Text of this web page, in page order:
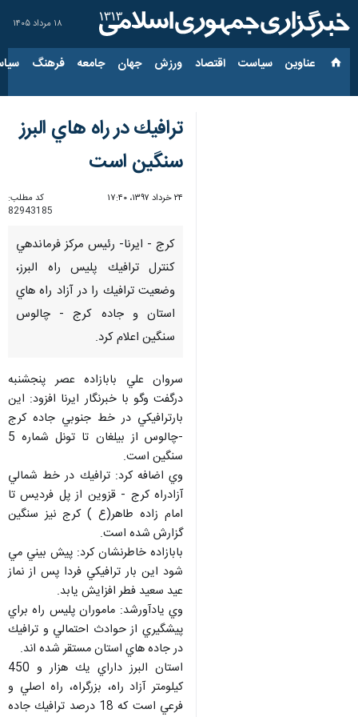
۱۸ مرداد ۱۴۰۵
عناوین‌ سیاست اقتصاد ورزش جهان جامعه فرهنگ
ترافيك در راه هاي البرز
سنگين است
۲۴ خرداد ۱۳۹۷، ۱۷:۴۰
کد مطلب:
82943185
كرج - ايرنا- رئيس مركز فرماندهي
كنترل ترافيك پليس راه البرز،
وضعيت ترافيك را در آزاد راه هاي
استان و جاده كرج - چالوس
سنگين اعلام كرد.
سروان علي بابازاده عصر پنجشنبه
درگفت وگو با خبرنگار ايرنا افزود: اين
بارترافيكي در خط جنوبي جاده كرج
-چالوس از بيلغان تا تونل شماره 5
سنگين است.
وي اضافه كرد: ترافيك در خط شمالي
آزادراه كرج - قزوين از پل فرديس تا
امام زاده طاهر(ع ) كرج نيز سنگين
گزارش شده است.
بابازاده خاطرنشان كرد: پيش بيني مي
شود اين بار ترافيكي فردا پس از نماز
عيد سعيد فطر افزايش يابد.
وي يادآورشد: ماموران پليس راه براي
پيشگيري از حوادث احتمالي و ترافيك
در جاده هاي استان مستقر شده اند.
استان البرز داراي يك هزار و 450
كيلومتر آزاد راه، بزرگراه، راه اصلي و
فرعي است كه 18 درصد ترافيك جاده